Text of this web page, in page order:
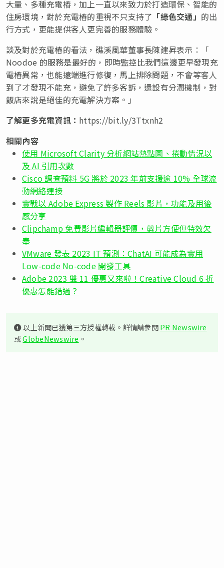
大量、多種充電樁，加上一直以來致力於打造環保、智能的
住房環境，對於充電樁的重視不只支持了 「綠色交通」 的出
行方式，更能提供客人更完善的服務體驗。
談及對於充電樁的看法，礁溪風華董事長陳建昇表示：「
Noodoe 的服務是最好的，即時監控比我們這邊更早發現充
電樁異常，也能遠端進行修復，馬上排除問題，不會等客人
到了才發現不能充，避免了許多客訴，還設有分潤機制，對
飯店來說是絕佳的充電解決方案。」
了解更多充電資訊： https://bit.ly/3Ttxnh2
相關內容
使用 Microsoft Clarity 分析網站熱點圖、捲動情況以
及 AI 引用次數
Cisco 調查預料 5G 將於 2023 年前支援逾 10% 全球流
動網絡連接
實戰以 Adobe Express 製作 Reels 影片，功能及用後
感分享
Clipchamp 免費影片編輯器評價，剪片方便但特效欠
奉
VMware 發表 2023 IT 預測：ChatAI 可能成為實用
Low-code No-code 開發工具
Adobe 2023 雙 11 優惠又來啦！Creative Cloud 6 折
優惠怎能錯過？
以上新聞已獲第三方授權轉載。詳情請參閱PR Newswire
或GlobeNewswire 。